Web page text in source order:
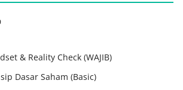
& Reality Check (WAJIB)
Dasar Saham (Basic)